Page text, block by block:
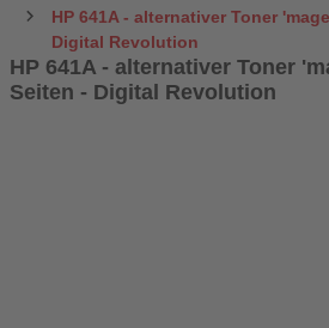
HP 641A - alternativer Toner
Digital Revolution
HP 641A - alternativer Toner
Seiten - Digital Revolution